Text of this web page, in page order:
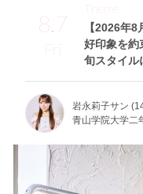
8.7
Fri
【2026年8
好印象を約
旬スタイ
Theme
岩永莉子サン
青山学院大学二